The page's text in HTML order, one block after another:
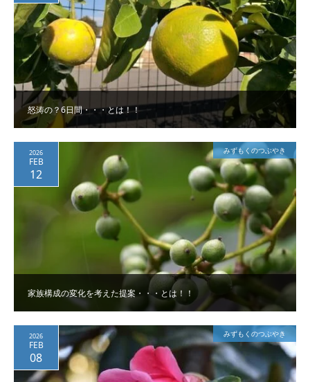
怒涛の？6日間・・・とは！！
家族構成の変化を考えた提案・・・とは！！
2026
FEB
12
みずもくのつぶやき
2026
FEB
08
みずもくのつぶやき